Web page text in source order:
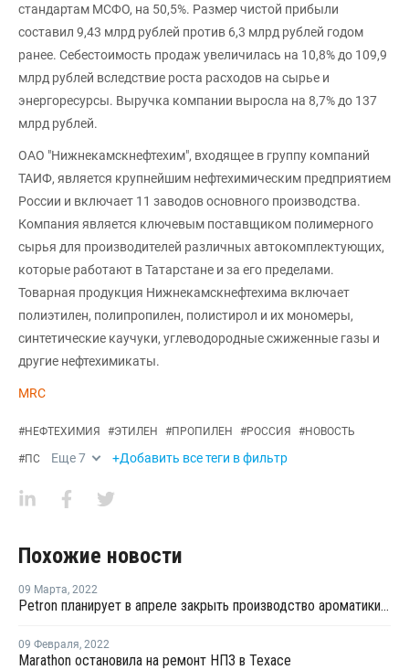
стандартам МСФО, на 50,5%. Размер чистой прибыли
составил 9,43 млрд рублей против 6,3 млрд рублей годом
ранее. Себестоимость продаж увеличилась на 10,8% до 109,9
млрд рублей вследствие роста расходов на сырье и
энергоресурсы. Выручка компании выросла на 8,7% до 137
млрд рублей.
ОАО "Нижнекамскнефтехим", входящее в группу компаний
ТАИФ, является крупнейшим нефтехимическим предприятием
России и включает 11 заводов основного производства.
Компания является ключевым поставщиком полимерного
сырья для производителей различных автокомплектующих,
которые работают в Татарстане и за его пределами.
Товарная продукция Нижнекамскнефтехима включает
полиэтилен, полипропилен, полистирол и их мономеры,
синтетические каучуки, углеводородные сжиженные газы и
другие нефтехимикаты.
MRC
#НЕФТЕХИМИЯ #ЭТИЛЕН #ПРОПИЛЕН #РОССИЯ #НОВОСТЬ
#ПС Еще7 +Добавить все теги в фильтр
Похожие новости
09 Марта, 2022
Petron планирует в апреле закрыть производство ароматики на Филиппинах
09 Февраля, 2022
Marathon остановила на ремонт НПЗ в Техасе